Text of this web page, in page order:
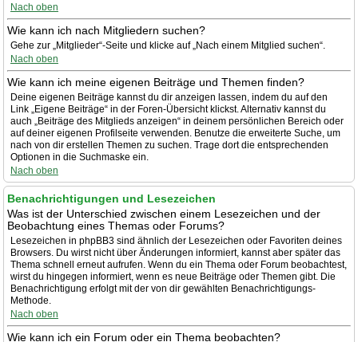
Nach oben
Wie kann ich nach Mitgliedern suchen?
Gehe zur „Mitglieder“-Seite und klicke auf „Nach einem Mitglied suchen“.
Nach oben
Wie kann ich meine eigenen Beiträge und Themen finden?
Deine eigenen Beiträge kannst du dir anzeigen lassen, indem du auf den
Link „Eigene Beiträge“ in der Foren-Übersicht klickst. Alternativ kannst du
auch „Beiträge des Mitglieds anzeigen“ in deinem persönlichen Bereich oder
auf deiner eigenen Profilseite verwenden. Benutze die erweiterte Suche, um
nach von dir erstellen Themen zu suchen. Trage dort die entsprechenden
Optionen in die Suchmaske ein.
Nach oben
Benachrichtigungen und Lesezeichen
Was ist der Unterschied zwischen einem Lesezeichen und der
Beobachtung eines Themas oder Forums?
Lesezeichen in phpBB3 sind ähnlich der Lesezeichen oder Favoriten deines
Browsers. Du wirst nicht über Änderungen informiert, kannst aber später das
Thema schnell erneut aufrufen. Wenn du ein Thema oder Forum beobachtest,
wirst du hingegen informiert, wenn es neue Beiträge oder Themen gibt. Die
Benachrichtigung erfolgt mit der von dir gewählten Benachrichtigungs-
Methode.
Nach oben
Wie kann ich ein Forum oder ein Thema beobachten?